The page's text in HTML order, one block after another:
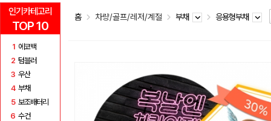
인기카테고리
TOP 10
1 에코백
2 텀블러
3 우산
4 부채
5 보조배터리
6 수건
홈 차량/골프/레저/계절 부채 응용형부채